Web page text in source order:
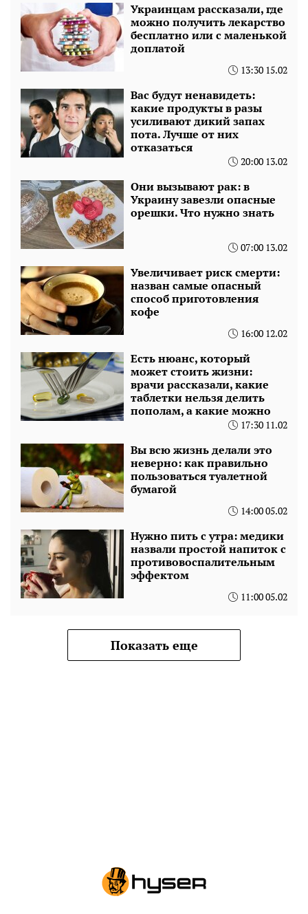
Украинцам рассказали, где
можно получить лекарство
бесплатно или с маленькой
доплатой
13:30 15.02
Вас будут ненавидеть:
какие продукты в разы
усиливают дикий запах
пота. Лучше от них
отказаться
20:00 13.02
Они вызывают рак: в
Украину завезли опасные
орешки. Что нужно знать
07:00 13.02
Увеличивает риск смерти:
назван самые опасный
способ приготовления
кофе
16:00 12.02
Есть нюанс, который
может стоить жизни:
врачи рассказали, какие
таблетки нельзя делить
пополам, а какие можно
17:30 11.02
Вы всю жизнь делали это
неверно: как правильно
пользоваться туалетной
бумагой
14:00 05.02
Нужно пить с утра: медики
назвали простой напиток с
противовоспалительным
эффектом
11:00 05.02
Показать еще